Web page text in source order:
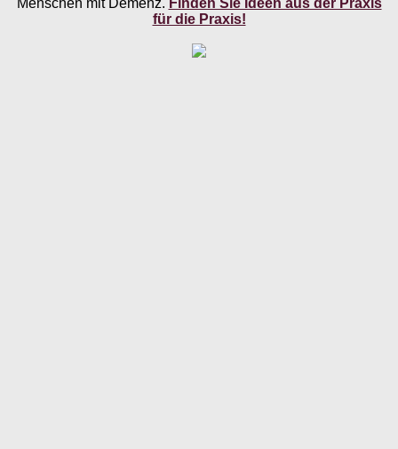
Menschen mit Demenz. Finden Sie Ideen aus der Praxis
für die Praxis!